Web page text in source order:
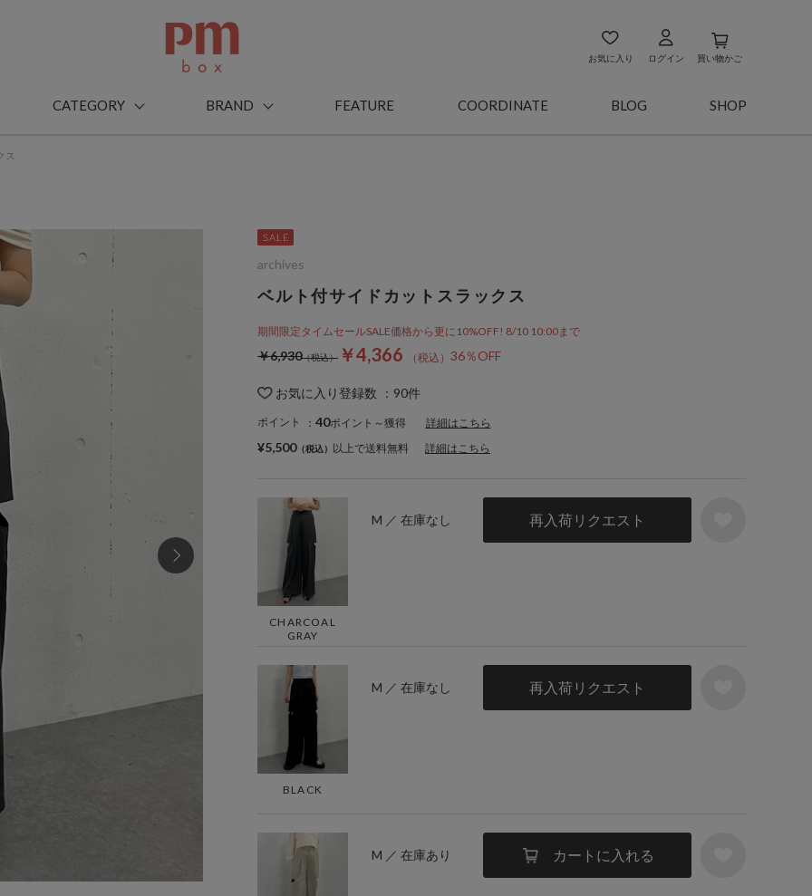
お気に入り ログイン 買い物かご
CATEGORY BRAND FEATURE COORDINATE BLOG SHOP
ス
ベルト付サイドカットスラックス
期間限定タイムセールSALE価格から更に10%OFF! 8/10 10:00まで
￥4,366 36％OFF
￥6,930
お気に入り登録数 ： 90件
ポイント ： 40ポイント～獲得 詳細はこちら
CHARCOAL
GRAY
M ／ 在庫なし 再入荷リクエスト
BLACK
M ／ 在庫なし 再入荷リクエスト
M ／ 在庫あり カートに入れる
archives
¥5,500 以上で送料無料 詳細はこちら